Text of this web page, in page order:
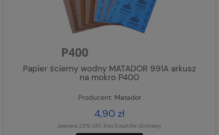
Papier ścierny wodny MATADOR 991A arkusz
na mokro P400
Producent: Matador
4,90 zł
zawiera 23% VAT, bez kosztów dostawy